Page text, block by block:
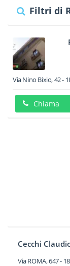
Filtri di
Via Nino Bixio, 42-
Chiama
Cecchi
Via ROMA, 647-